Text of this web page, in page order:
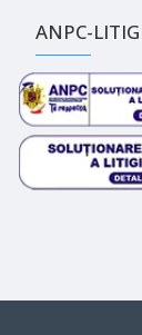
ANPC-